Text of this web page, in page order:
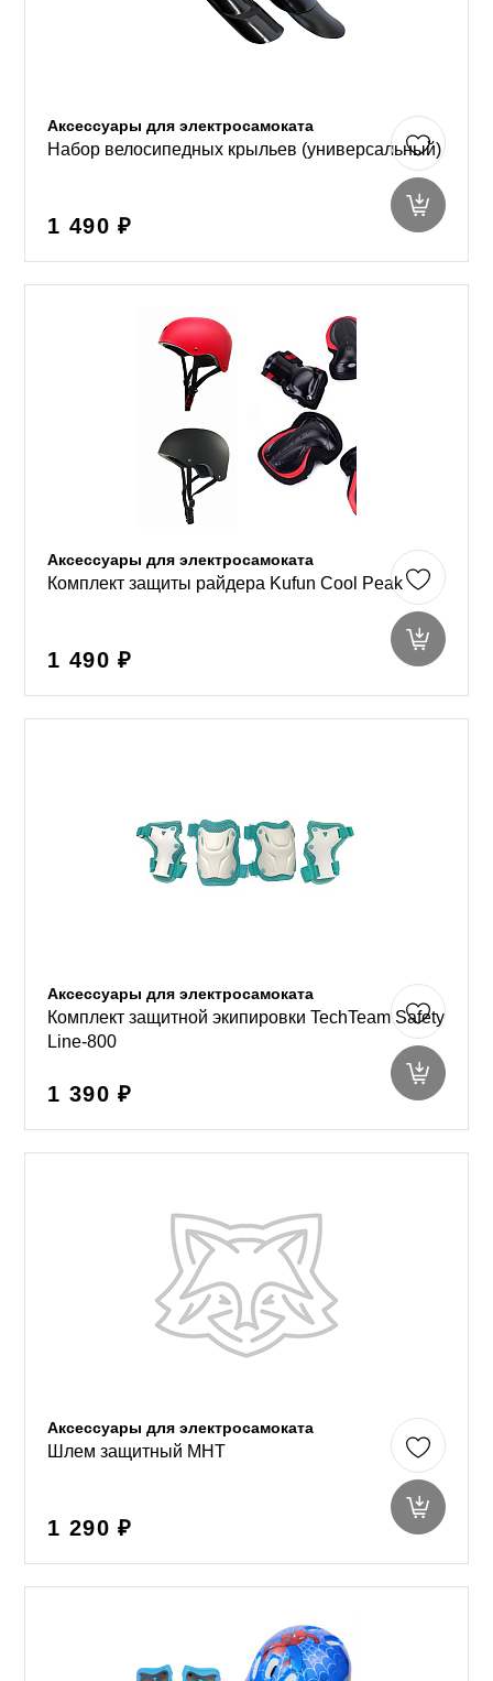
Аксессуары для электросамоката
Набор велосипедных крыльев (универсальный)
1 490 ₽
Аксессуары для электросамоката
Комплект защиты райдера Kufun Cool Peak
1 490 ₽
Аксессуары для электросамоката
Комплект защитной экипировки TechTeam Safety
Line-800
1 390 ₽
Аксессуары для электросамоката
Шлем защитный MHT
1 290 ₽